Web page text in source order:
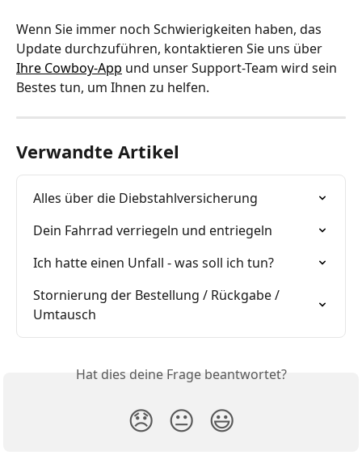
Wenn Sie immer noch Schwierigkeiten haben, das
Update durchzuführen, kontaktieren Sie uns über
Ihre Cowboy-App und unser Support-Team wird sein
Bestes tun, um Ihnen zu helfen.
Verwandte Artikel
Alles über die Diebstahlversicherung
Dein Fahrrad verriegeln und entriegeln
Ich hatte einen Unfall - was soll ich tun?
Stornierung der Bestellung / Rückgabe /
Umtausch
Hat dies deine Frage beantwortet?
😞 😐 😃